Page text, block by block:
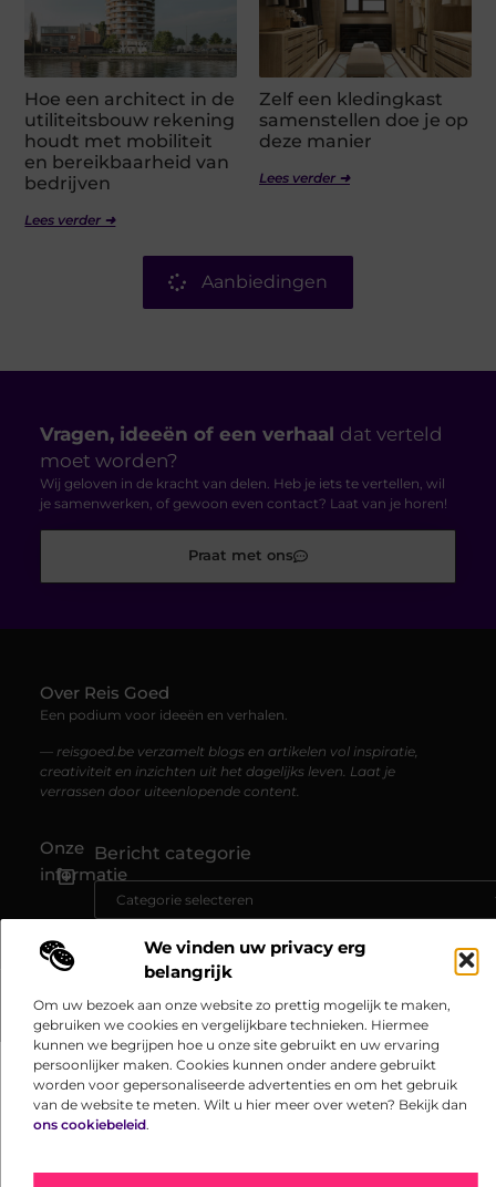
We vinden uw privacy erg
belangrijk
Om uw bezoek aan onze website zo prettig mogelijk te maken,
gebruiken we cookies en vergelijkbare technieken. Hiermee
kunnen we begrijpen hoe u onze site gebruikt en uw ervaring
persoonlijker maken. Cookies kunnen onder andere gebruikt
worden voor gepersonaliseerde advertenties en om het gebruik
van de website te meten. Wilt u hier meer over weten? Bekijk dan
ons cookiebeleid.
Hoe een architect in de
utiliteitsbouw rekening
houdt met mobiliteit
en bereikbaarheid van
bedrijven
Lees verder ➜
Zelf een kledingkast
samenstellen doe je op
deze manier
Lees verder ➜
Aanbiedingen
Vragen, ideeën of een verhaal dat verteld
moet worden?
Wij geloven in de kracht van delen. Heb je iets te vertellen, wil
je samenwerken, of gewoon even contact? Laat van je horen!
Praat met ons
Over Reis Goed
Een podium voor ideeën en verhalen.
— reisgoed.be verzamelt blogs en artikelen vol inspiratie,
creativiteit en inzichten uit het dagelijks leven. Laat je
verrassen door uiteenlopende content.
Onze
informatie
Bericht categorie
@2025 www.reisgoed.be. All Right Reserved.​